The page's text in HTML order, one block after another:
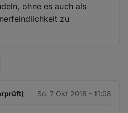
ohne es auch als
zu
So. 7 Okt 2018 - 11:08